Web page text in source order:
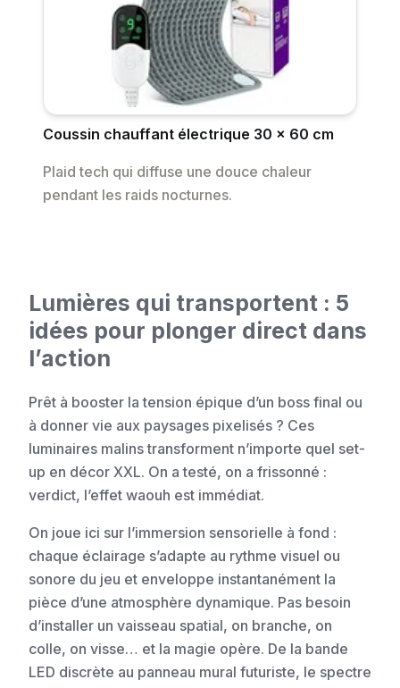
Coussin chauffant électrique 30 × 60 cm
Plaid tech qui diffuse une douce chaleur
pendant les raids nocturnes.
Lumières qui transportent : 5
idées pour plonger direct dans
l’action
Prêt à booster la tension épique d’un boss final ou
à donner vie aux paysages pixelisés ? Ces
luminaires malins transforment n’importe quel set-
up en décor XXL. On a testé, on a frissonné :
verdict, l’effet waouh est immédiat.
On joue ici sur l’immersion sensorielle à fond :
chaque éclairage s’adapte au rythme visuel ou
sonore du jeu et enveloppe instantanément la
pièce d’une atmosphère dynamique. Pas besoin
d’installer un vaisseau spatial, on branche, on
colle, on visse… et la magie opère. De la bande
LED discrète au panneau mural futuriste, le spectre